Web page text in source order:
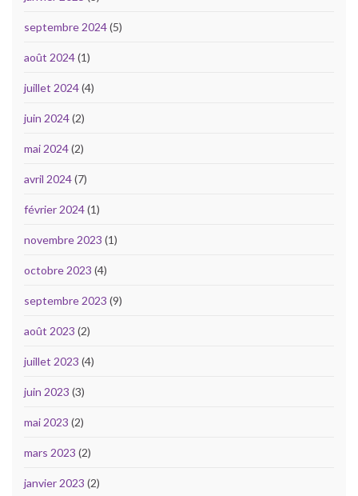
septembre 2024(5)
août 2024(1)
juillet 2024(4)
juin 2024(2)
mai 2024(2)
avril 2024(7)
février 2024(1)
novembre 2023 (1)
octobre 2023 (4)
septembre 2023 (9)
août 2023 (2)
juillet 2023 (4)
juin 2023 (3)
mai 2023 (2)
mars 2023 (2)
janvier 2023 (2)